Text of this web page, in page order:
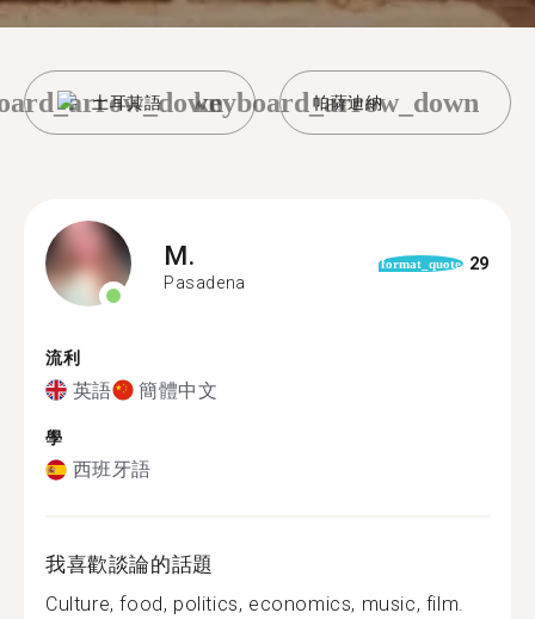
土耳其語 帕薩迪納
keyboard_arrow_down
M.
Pasadena
format_quote 29
流利
英語 簡體中文
學
西班牙語
我喜歡談論的話題
Culture, food, politics, economics, music, film.